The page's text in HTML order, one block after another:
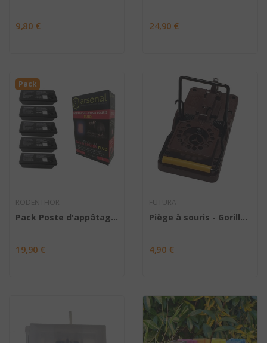
9,80 € 24,90 €
Pack
RODENTHOR
Pack Poste d'appâtage Musa x 5 + Appât pâte...
19,90 €
FUTURA
Piège à souris - Gorilla Trap
4,90 €